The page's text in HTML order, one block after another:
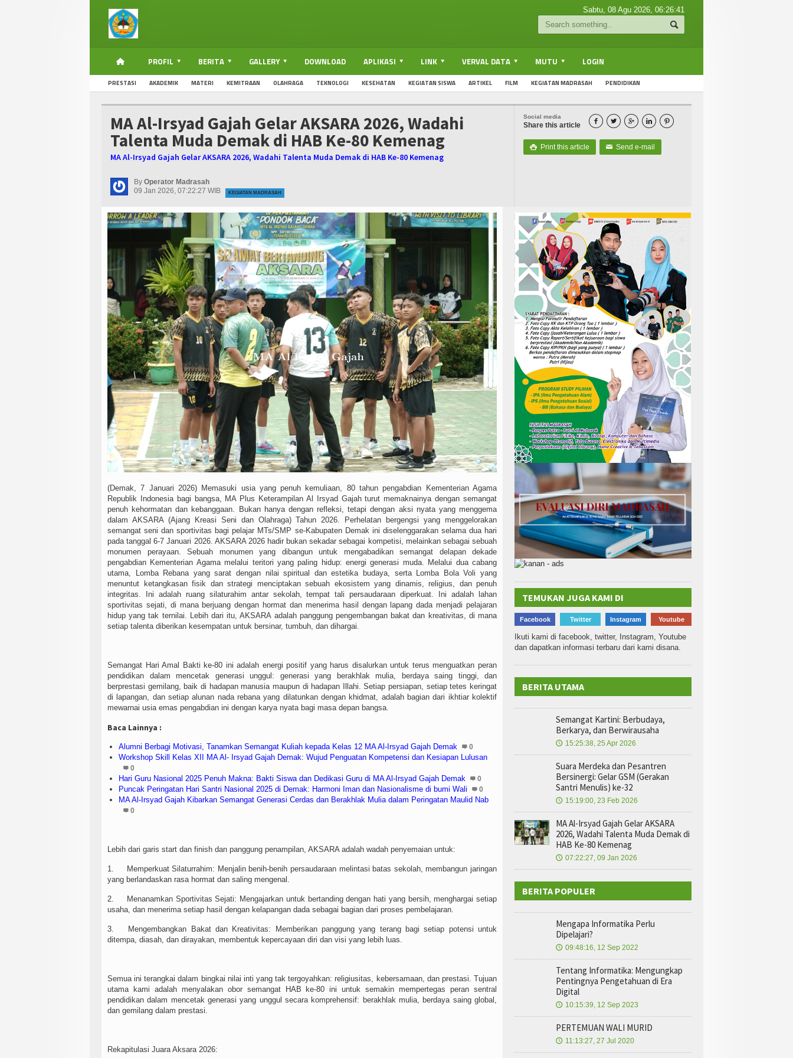
Sabtu, 08 Agu 2026, 06:26:42
PROFIL BERITA GALLERY DOWNLOAD APLIKASI LINK VERVAL DATA MUTU LOGIN
PRESTASI AKADEMIK MATERI KEMITRAAN OLAHRAGA TEKNOLOGI KESEHATAN KEGIATAN SISWA ARTIKEL FILM KEGIATAN MADRASAH PENDIDIKAN
Social media
Share this article     
 Print this article ✉ Send e-mail
MA Al-Irsyad Gajah Gelar AKSARA 2026, Wadahi
Talenta Muda Demak di HAB Ke-80 Kemenag
MA Al-Irsyad Gajah Gelar AKSARA 2026, Wadahi Talenta Muda Demak di HAB Ke-80 Kemenag
By Operator Madrasah
09 Jan 2026, 07:22:27 WIB
KEGIATAN MADRASAH
(Demak, 7 Januari 2026) Memasuki usia yang penuh kemuliaan, 80 tahun pengabdian Kementerian Agama
Republik Indonesia bagi bangsa, MA Plus Keterampilan Al Irsyad Gajah turut memaknainya dengan semangat
penuh kehormatan dan kebanggaan. Bukan hanya dengan refleksi, tetapi dengan aksi nyata yang menggema
dalam AKSARA (Ajang Kreasi Seni dan Olahraga) Tahun 2026. Perhelatan bergengsi yang menggelorakan
semangat seni dan sportivitas bagi pelajar MTs/SMP se-Kabupaten Demak ini diselenggarakan selama dua hari
pada tanggal 6-7 Januari 2026. AKSARA 2026 hadir bukan sekadar sebagai kompetisi, melainkan sebagai sebuah
monumen perayaan. Sebuah monumen yang dibangun untuk mengabadikan semangat delapan dekade
pengabdian Kementerian Agama melalui teritori yang paling hidup: energi generasi muda. Melalui dua cabang
utama, Lomba Rebana yang sarat dengan nilai spiritual dan estetika budaya, serta Lomba Bola Voli yang
menuntut ketangkasan fisik dan strategi menciptakan sebuah ekosistem yang dinamis, religius, dan penuh
integritas. Ini adalah ruang silaturahim antar sekolah, tempat tali persaudaraan diperkuat. Ini adalah lahan
sportivitas sejati, di mana berjuang dengan hormat dan menerima hasil dengan lapang dada menjadi pelajaran
hidup yang tak ternilai. Lebih dari itu, AKSARA adalah panggung pengembangan bakat dan kreativitas, di mana
setiap talenta diberikan kesempatan untuk bersinar, tumbuh, dan dihargai.
Semangat Hari Amal Bakti ke-80 ini adalah energi positif yang harus disalurkan untuk terus menguatkan peran
pendidikan dalam mencetak generasi unggul: generasi yang berakhlak mulia, berdaya saing tinggi, dan
berprestasi gemilang, baik di hadapan manusia maupun di hadapan Illahi. Setiap persiapan, setiap tetes keringat
di lapangan, dan setiap alunan nada rebana yang dilatunkan dengan khidmat, adalah bagian dari ikhtiar kolektif
mewarnai usia emas pengabdian ini dengan karya nyata bagi masa depan bangsa.
Baca Lainnya :
Alumni Berbagi Motivasi, Tanamkan Semangat Kuliah kepada Kelas 12 MA Al-Irsyad Gajah Demak 0
Workshop Skill Kelas XII MA Al- Irsyad Gajah Demak: Wujud Penguatan Kompetensi dan Kesiapan Lulusan
0
Hari Guru Nasional 2025 Penuh Makna: Bakti Siswa dan Dedikasi Guru di MA Al-Irsyad Gajah Demak 0
Puncak Peringatan Hari Santri Nasional 2025 di Demak: Harmoni Iman dan Nasionalisme di bumi Wali 0
MA Al-Irsyad Gajah Kibarkan Semangat Generasi Cerdas dan Berakhlak Mulia dalam Peringatan Maulid Nab
0
Lebih dari garis start dan finish dan panggung penampilan, AKSARA adalah wadah penyemaian untuk:
1.
Memperkuat Silaturrahim: Menjalin benih-benih persaudaraan melintasi batas sekolah, membangun jaringan
yang berlandaskan rasa hormat dan saling mengenal.
2.
Menanamkan Sportivitas Sejati: Mengajarkan untuk bertanding dengan hati yang bersih, menghargai setiap
usaha, dan menerima setiap hasil dengan kelapangan dada sebagai bagian dari proses pembelajaran.
3.
Mengembangkan Bakat dan Kreativitas: Memberikan panggung yang terang bagi setiap potensi untuk
ditempa, diasah, dan dirayakan, membentuk kepercayaan diri dan visi yang lebih luas.
Semua ini terangkai dalam bingkai nilai inti yang tak tergoyahkan: religiusitas, kebersamaan, dan prestasi. Tujuan
utama kami adalah menyalakan obor semangat HAB ke-80 ini untuk semakin mempertegas peran sentral
pendidikan dalam mencetak generasi yang unggul secara komprehensif: berakhlak mulia, berdaya saing global,
dan gemilang dalam prestasi.
Rekapitulasi Juara Aksara 2026:
TEMUKAN JUGA KAMI DI
Facebook Twitter Instagram Youtube
Ikuti kami di facebook, twitter, Instagram, Youtube
dan dapatkan informasi terbaru dari kami disana.
BERITA UTAMA
Semangat Kartini: Berbudaya,
Berkarya, dan Berwirausaha
🕔 15:25:38, 25 Apr 2026
Suara Merdeka dan Pesantren
Bersinergi: Gelar GSM (Gerakan
Santri Menulis) ke-32
🕔 15:19:00, 23 Feb 2026
MA Al-Irsyad Gajah Gelar AKSARA
2026, Wadahi Talenta Muda Demak di
HAB Ke-80 Kemenag
🕔 07:22:27, 09 Jan 2026
BERITA POPULER
Mengapa Informatika Perlu
Dipelajari?
🕔 09:48:16, 12 Sep 2022
Tentang Informatika: Mengungkap
Pentingnya Pengetahuan di Era
Digital
🕔 10:15:39, 12 Sep 2023
PERTEMUAN WALI MURID
🕔 11:13:27, 27 Jul 2020